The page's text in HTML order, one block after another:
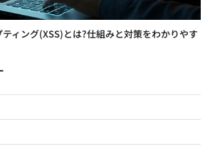
ィング(XSS)とは?仕組みと対策をわかりやす